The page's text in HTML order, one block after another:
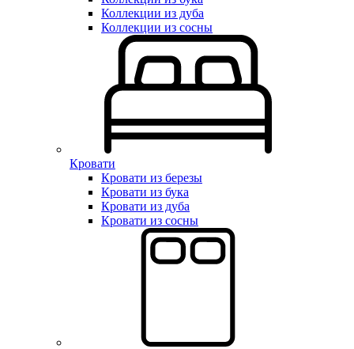
Коллекции из дуба
Коллекции из сосны
Кровати
Кровати из березы
Кровати из бука
Кровати из дуба
Кровати из сосны